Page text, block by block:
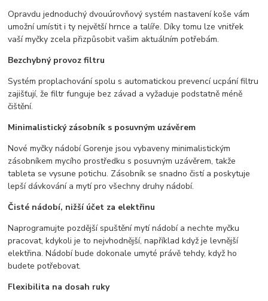
Opravdu jednoduchý dvouúrovňový systém nastavení koše vám
umožní umístit i ty největší hrnce a talíře. Díky tomu lze vnitřek
vaší myčky zcela přizpůsobit vašim aktuálním potřebám.
Bezchybný provoz filtru
Systém proplachování spolu s automatickou prevencí ucpání filtru
zajišťují, že filtr funguje bez závad a vyžaduje podstatně méně
čištění.
Minimalistický zásobník s posuvným uzávěrem
Nové myčky nádobí Gorenje jsou vybaveny minimalistickým
zásobníkem mycího prostředku s posuvným uzávěrem, takže
tableta se vysune potichu. Zásobník se snadno čistí a poskytuje
lepší dávkování a mytí pro všechny druhy nádobí.
Čisté nádobí, nižší účet za elektřinu
Naprogramujte pozdější spuštění mytí nádobí a nechte myčku
pracovat, kdykoli je to nejvhodnější, například když je levnější
elektřina. Nádobí bude dokonale umyté právě tehdy, když ho
budete potřebovat.
Flexibilita na dosah ruky